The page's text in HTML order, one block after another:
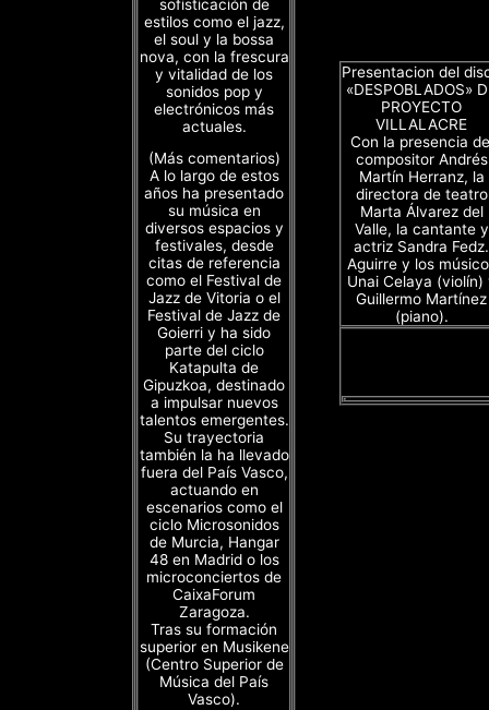
sofisticación de
estilos como el jazz,
el soul y la bossa
nova, con la frescura
y vitalidad de los
sonidos pop y
electrónicos más
actuales.
(Más comentarios)
A lo largo de estos
años ha presentado
su música en
diversos espacios y
festivales, desde
citas de referencia
como el Festival de
Jazz de Vitoria o el
Festival de Jazz de
Goierri y ha sido
parte del ciclo
Katapulta de
Gipuzkoa, destinado
a impulsar nuevos
talentos emergentes.
Su trayectoria
también la ha llevado
fuera del País Vasco,
actuando en
escenarios como el
ciclo Microsonidos
de Murcia, Hangar
48 en Madrid o los
microconciertos de
CaixaForum
Zaragoza.
Tras su formación
superior en Musikene
(Centro Superior de
Música del País
Vasco).
Presentacion del
«DESPOBLADOS»
PROYECTO
VILLALACRE
Con la presencia
compositor Andrés
Martín Herranz, la
directora de teatro
Marta Álvarez del
Valle, la cantante y
actriz Sandra Fedz.
Aguirre y los
Unai Celaya (violín)
Guillermo Martínez
(piano).